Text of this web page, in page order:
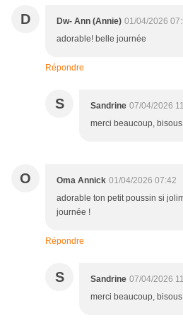
D Dw- Ann (Annie) 01/04/2026
adorable! belle journée
Répondre
S Sandrine 07/04/2026
merci beaucoup, bisous
O Oma Annick 01/04/2026 07:42
adorable ton petit poussin si
journée !
Répondre
S Sandrine 07/04/2026
merci beaucoup, bisous